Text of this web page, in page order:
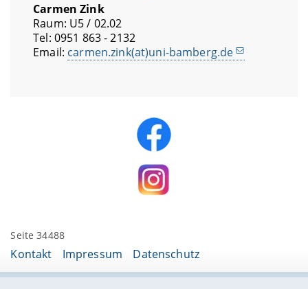
Carmen Zink
Raum: U5 / 02.02
Tel: 0951 863 - 2132
Email: carmen.zink(at)uni-bamberg.de
Seite 34488
Kontakt Impressum Datenschutz